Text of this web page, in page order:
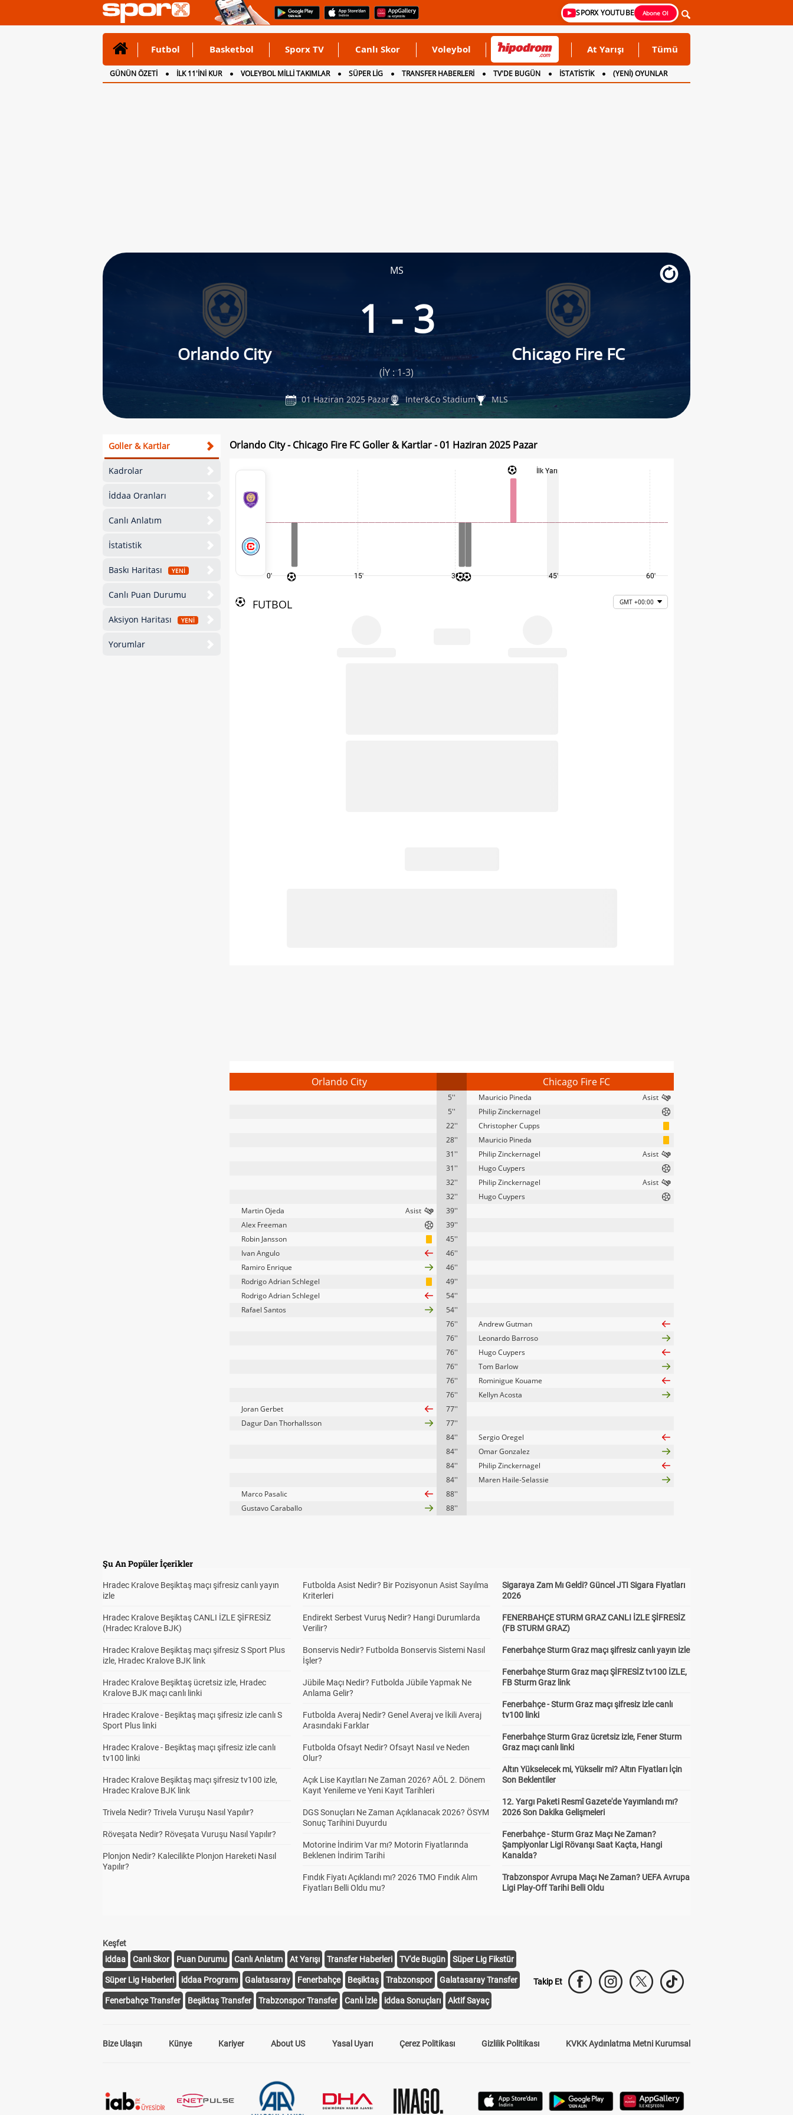
SPORX YOUTUBE Abone Ol
Futbol Basketbol Sporx TV Canlı Skor Voleybol At Yarışı Tümü
GÜNÜN ÖZETİ İLK 11'İNİ KUR VOLEYBOL MİLLİ TAKIMLAR SÜPER LİG TRANSFER HABERLERİ TV'DE BUGÜN İSTATİSTİK
(YENİ) OYUNLAR
CANLI ANLATIM
İNGİLTERE
MS
Orlando City
1 - 3
Chicago Fire FC
(İY : 1-3)
01 Haziran 2025 Pazar Inter&Co Stadium MLS
Goller & Kartlar
Kadrolar
İddaa Oranları
Canlı Anlatım
İstatistik
Baskı Haritası YENİ
Canlı Puan Durumu
Aksiyon Haritası YENİ
Yorumlar
Orlando City - Chicago Fire FC Goller & Kartlar - 01 Haziran 2025 Pazar
0' 15' 30'
İlk Yarı
45' 60'
FUTBOL GMT +00:00
Orlando City Chicago Fire FC
5''
Mauricio Pineda
5''
Philip Zinckernagel
22''
Christopher Cupps
28''
Mauricio Pineda
31''
Philip Zinckernagel
31''
Hugo Cuypers
32''
Philip Zinckernagel
32''
Hugo Cuypers
Martin Ojeda
39''
Alex Freeman
39''
Robin Jansson
45''
Ivan Angulo
46''
Ramiro Enrique
46''
Rodrigo Adrian Schlegel
49''
Rodrigo Adrian Schlegel
54''
Rafael Santos
54''
76''
Andrew Gutman
76''
Leonardo Barroso
76''
Hugo Cuypers
76''
Tom Barlow
76''
Rominigue Kouame
76''
Kellyn Acosta
Joran Gerbet
77''
Dagur Dan Thorhallsson
77''
84''
Sergio Oregel
84''
Omar Gonzalez
84''
Philip Zinckernagel
84''
Maren Haile-Selassie
Marco Pasalic
88''
Gustavo Caraballo
88''
Şu An Popüler İçerikler
Hradec Kralove Beşiktaş maçı şifresiz canlı yayın
izle
Hradec Kralove Beşiktaş CANLI İZLE ŞİFRESİZ
(Hradec Kralove BJK)
Hradec Kralove Beşiktaş maçı şifresiz S Sport Plus
izle, Hradec Kralove BJK link
Hradec Kralove Beşiktaş ücretsiz izle, Hradec
Kralove BJK maçı canlı linki
Hradec Kralove - Beşiktaş maçı şifresiz izle canlı S
Sport Plus linki
Hradec Kralove - Beşiktaş maçı şifresiz izle canlı
tv100 linki
Hradec Kralove Beşiktaş maçı şifresiz tv100 izle,
Hradec Kralove BJK link
Trivela Nedir? Trivela Vuruşu Nasıl Yapılır?
Röveşata Nedir? Röveşata Vuruşu Nasıl Yapılır?
Plonjon Nedir? Kalecilikte Plonjon Hareketi Nasıl
Yapılır?
Futbolda Asist Nedir? Bir Pozisyonun Asist Sayılma
Kriterleri
Endirekt Serbest Vuruş Nedir? Hangi Durumlarda
Verilir?
Bonservis Nedir? Futbolda Bonservis Sistemi Nasıl
İşler?
Jübile Maçı Nedir? Futbolda Jübile Yapmak Ne
Anlama Gelir?
Futbolda Averaj Nedir? Genel Averaj ve İkili Averaj
Arasındaki Farklar
Futbolda Ofsayt Nedir? Ofsayt Nasıl ve Neden
Olur?
Açık Lise Kayıtları Ne Zaman 2026? AÖL 2. Dönem
Kayıt Yenileme ve Yeni Kayıt Tarihleri
DGS Sonuçları Ne Zaman Açıklanacak 2026? ÖSYM
Sonuç Tarihini Duyurdu
Motorine İndirim Var mı? Motorin Fiyatlarında
Beklenen İndirim Tarihi
Fındık Fiyatı Açıklandı mı? 2026 TMO Fındık Alım
Fiyatları Belli Oldu mu?
Sigaraya Zam Mı Geldi? Güncel JTI Sigara Fiyatları
2026
FENERBAHÇE STURM GRAZ CANLI İZLE ŞİFRESİZ
(FB STURM GRAZ)
Fenerbahçe Sturm Graz maçı şifresiz canlı yayın izle
Fenerbahçe Sturm Graz maçı ŞİFRESİZ tv100 İZLE,
FB Sturm Graz link
Fenerbahçe - Sturm Graz maçı şifresiz izle canlı
tv100 linki
Fenerbahçe Sturm Graz ücretsiz izle, Fener Sturm
Graz maçı canlı linki
Altın Yükselecek mi, Yükselir mi? Altın Fiyatları İçin
Son Beklentiler
12. Yargı Paketi Resmî Gazete'de Yayımlandı mı?
2026 Son Dakika Gelişmeleri
Fenerbahçe - Sturm Graz Maçı Ne Zaman?
Şampiyonlar Ligi Rövanşı Saat Kaçta, Hangi
Kanalda?
Trabzonspor Avrupa Maçı Ne Zaman? UEFA Avrupa
Ligi Play-Off Tarihi Belli Oldu
Keşfet
iddaa
Canlı Skor Puan Durumu Canlı Anlatım At Yarışı Transfer Haberleri TV'de Bugün Süper Lig Fikstür
Süper Lig Haberleri iddaa Programı Galatasaray Fenerbahçe Beşiktaş Trabzonspor Galatasaray Transfer
Fenerbahçe Transfer Beşiktaş Transfer Trabzonspor Transfer Canlı İzle iddaa Sonuçları Aktif Sayaç
Takip Et
Bize Ulaşın Künye Kariyer About US Yasal Uyarı Çerez Politikası Gizlilik Politikası KVKK Aydınlatma Metni Kurumsal